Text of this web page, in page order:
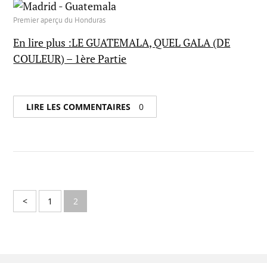
Premier aperçu du Honduras
En lire plus :LE GUATEMALA, QUEL GALA (DE
COULEUR) – 1ère Partie
LIRE LES COMMENTAIRES 0
< 1 2